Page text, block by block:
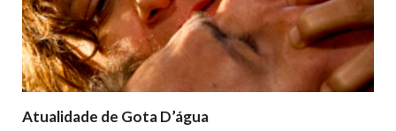
Atualidade de Gota D’água